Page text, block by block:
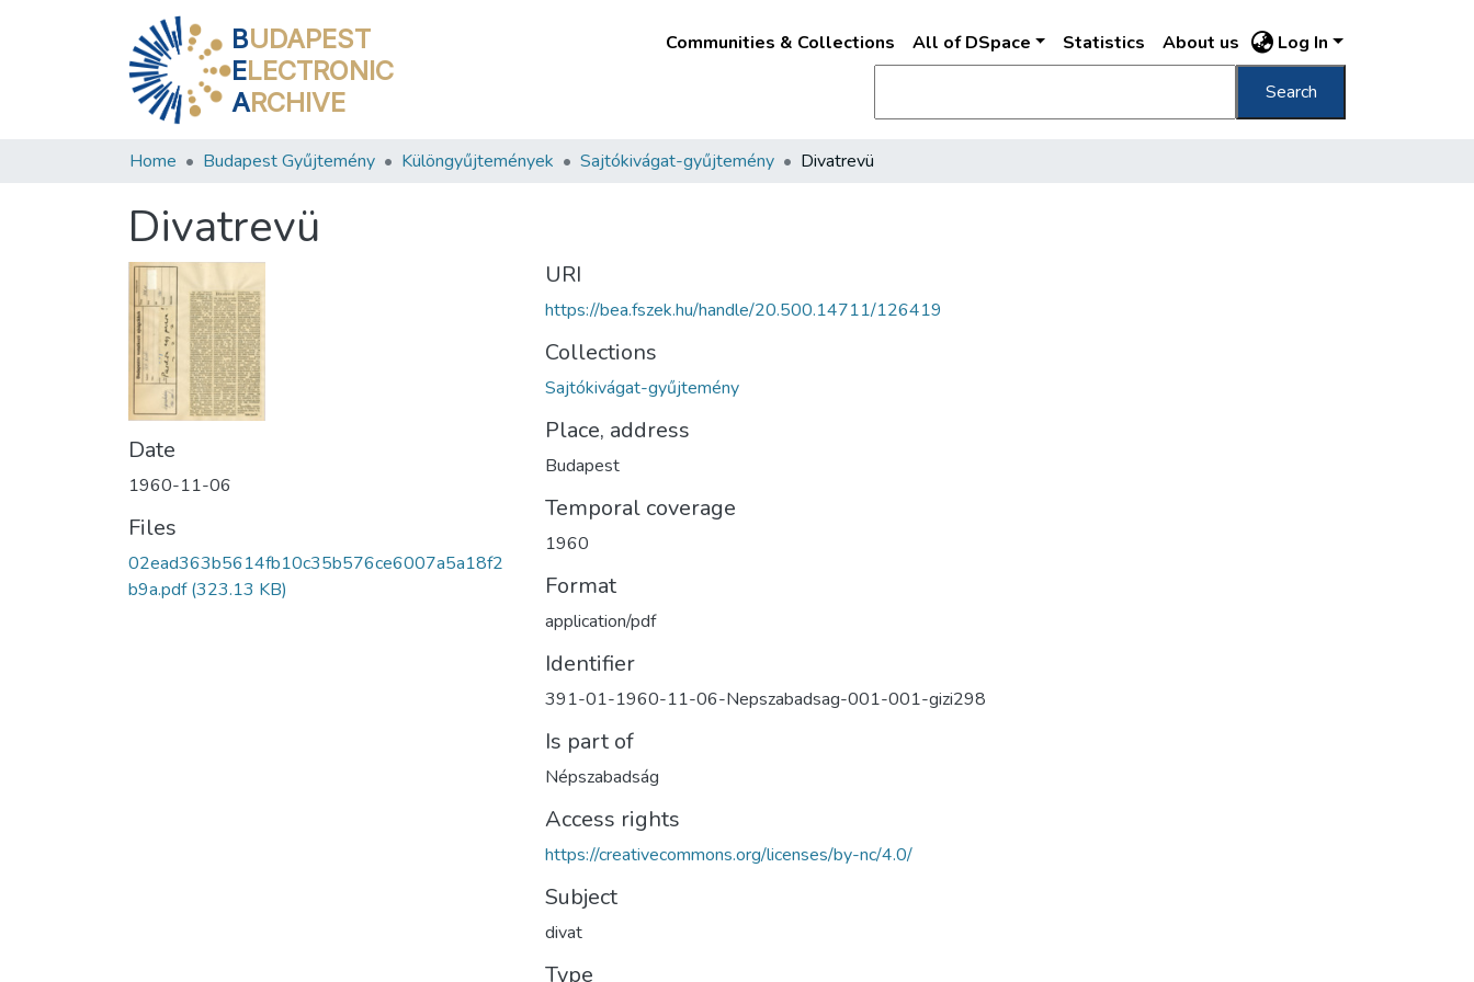
BUDAPEST
ELECTRONIC
ARCHIVE
Communities & Collections All of DSpace Statistics About us Log In
Search
Home Budapest Gyűjtemény Különgyűjtemények Sajtókivágat-gyűjtemény Divatrevü
Divatrevü
Date
1960-11-06
Files
02ead363b5614fb10c35b576ce6007a5a18f2
b9a.pdf(323.13 KB)
URI
https://bea.fszek.hu/handle/20.500.14711/126419
Collections
Sajtókivágat-gyűjtemény
Place, address
Budapest
Temporal coverage
1960
Format
application/pdf
Identifier
391-01-1960-11-06-Nepszabadsag-001-001-gizi298
Is part of
Népszabadság
Access rights
https://creativecommons.org/licenses/by-nc/4.0/
Subject
divat
Type